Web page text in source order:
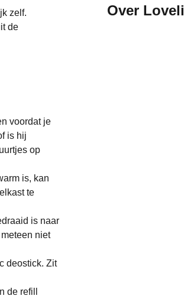
zelf.
de
voordat je
is hij
op
is, kan
te
is naar
niet
deostick. Zit
de refill
Over Loveli